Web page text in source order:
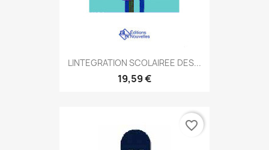
LINTEGRATION SCOLAIREE DES...
19,59 €
favorite_border